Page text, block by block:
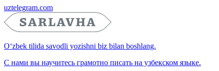
uztelegram.com
O‘zbek tilida savodli yozishni biz bilan boshlang.
С нами вы научитесь грамотно писать на узбекском языке.